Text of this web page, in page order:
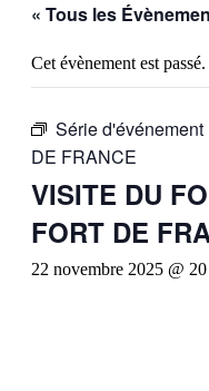
« Tous les
Cet évènement est passé.
Série d'événement
DE FRANCE
VISITE DU
FORT DE
22 novembre 2025 @